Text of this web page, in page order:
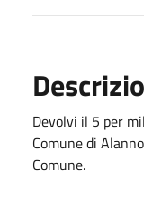
Devolvi il 5 per
Comune di
Comune.